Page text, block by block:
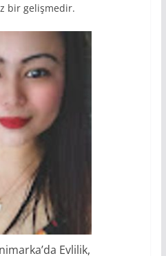
bir gelişmedir.
Evlilik,